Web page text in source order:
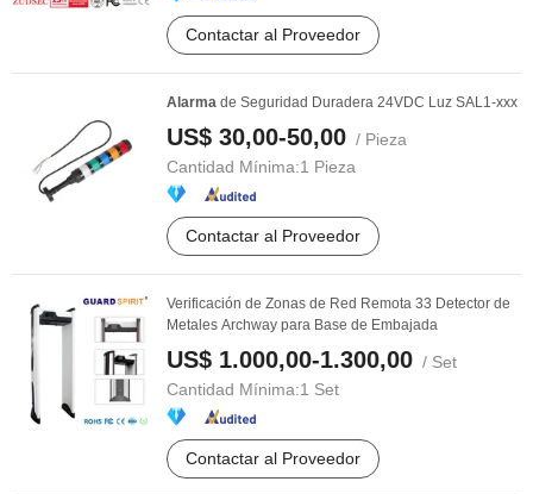
Contactar al Proveedor
Alarma de Seguridad Duradera 24VDC Luz SAL1-xxx
US$ 30,00-50,00 / Pieza
Cantidad Mínima:1 Pieza
Contactar al Proveedor
Verificación de Zonas de Red Remota 33 Detector de
Metales Archway para Base de Embajada
US$ 1.000,00-1.300,00 / Set
Cantidad Mínima:1 Set
Contactar al Proveedor